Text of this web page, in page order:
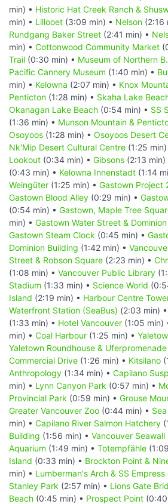
min) • Historic Hat Creek Ranch &
min) • Lillooet (3:09 min) • Nelson (2:16
Rundgang Baker Street (2:41 min) •
min) • Cottonwood Community Market
Trail (0:30 min) • Museum of Northern
Pacific Cannery Museum (1:40 min) •
min) • Kelowna (2:07 min) • Knox
Penticton (1:28 min) • Skaha Lake
Okanagan Lake Beach (0:54 min) • SS
(1:36 min) • Munson Mountain &
Osoyoos (1:28 min) • Osoyoos Desert
Nk'Mip Desert Cultural Centre (1:25 min)
Lookout (0:34 min) • Gibsons (2:13 min)
(0:43 min) • Kelowna Innenstadt (1:14
Weingüter (1:25 min) • Gastown Project
Gastown Blood Alley (0:29 min) •
(0:54 min) • Gastown, Maple Tree
min) • Gastown Water Street &
Gastown Steam Clock (0:45 min) •
Dominion Building (1:42 min) •
Street & Robson Square (2:23 min) •
(1:08 min) • Vancouver Public Library
Stadium (1:33 min) • Science World
Island (2:19 min) • Harbour Centre
Waterfront Station (SeaBus) (2:03 min) •
(1:33 min) • Hotel Vancouver (1:05 min)
min) • Coal Harbour (1:25 min) •
Yaletown Roundhouse & Uferpromenade
Commercial Drive (1:26 min) • Kitsilano
Anthropology (1:34 min) • Capilano
min) • Lynn Canyon Park (0:57 min) •
Provincial Park (0:59 min) • Grouse
Greater Vancouver Zoo (0:44 min) •
min) • Capilano River Salmon Hatchery
Building (1:56 min) • Vancouver Seawall
Aquarium (1:49 min) • Totempfähle
Island (0:33 min) • Brockton Point &
min) • Lumberman's Arch & SS
Stanley Park (2:57 min) • Lions Gate
Beach (0:45 min) • Prospect Point